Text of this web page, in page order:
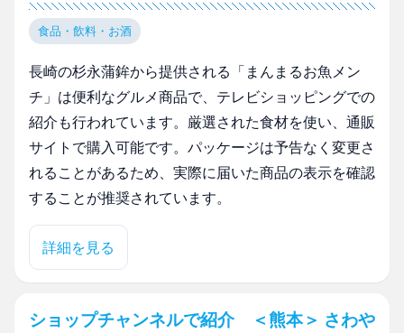
食品・飲料・お酒
長崎の杉永蒲鉾から提供される「まんまるお魚メン
チ」は便利なグルメ商品で、テレビショッピングでの
紹介も行われています。厳選された食材を使い、通販
サイトで購入可能です。パッケージは予告なく変更さ
れることがあるため、実際に届いた商品の表示を確認
することが推奨されています。
詳細を見る
ショップチャンネルで紹介 ＜熊本＞ さわや